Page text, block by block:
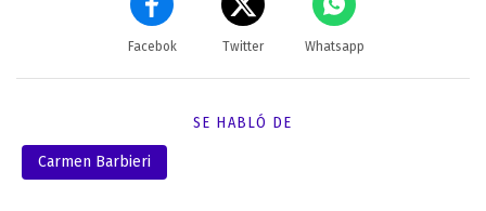
Facebok Twitter Whatsapp
SE HABLÓ DE
Carmen Barbieri